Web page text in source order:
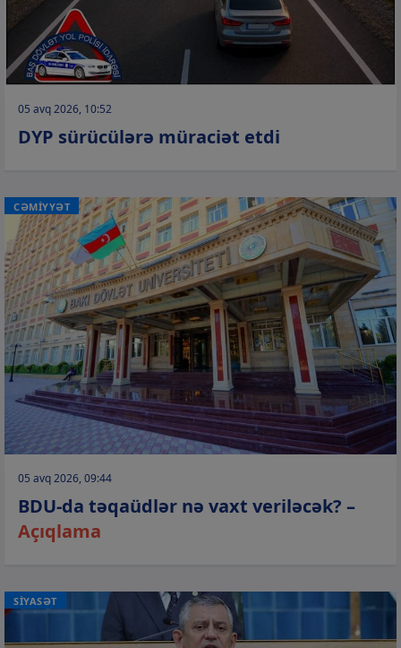
05 avq 2026, 10:52
DYP sürücülərə müraciət etdi
CƏMİYYƏT
05 avq 2026, 09:44
BDU-da təqaüdlər nə vaxt veriləcək? –
Açıqlama
SİYASƏT